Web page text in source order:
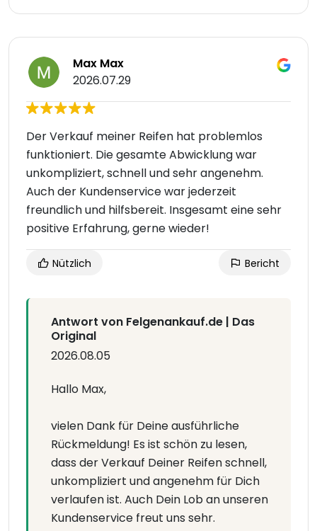
Max Max
2026.07.29
Der Verkauf meiner Reifen hat problemlos
funktioniert. Die gesamte Abwicklung war
unkompliziert, schnell und sehr angenehm.
Auch der Kundenservice war jederzeit
freundlich und hilfsbereit. Insgesamt eine sehr
positive Erfahrung, gerne wieder!
Nützlich Bericht
Antwort von Felgenankauf.de | Das
Original
2026.08.05
Hallo Max,
vielen Dank für Deine ausführliche
Rückmeldung! Es ist schön zu lesen,
dass der Verkauf Deiner Reifen schnell,
unkompliziert und angenehm für Dich
verlaufen ist. Auch Dein Lob an unseren
Kundenservice freut uns sehr.